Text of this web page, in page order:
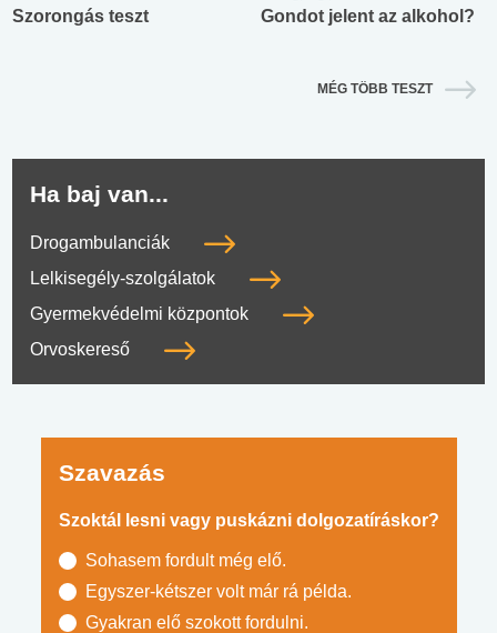
Szorongás teszt Gondot jelent az alkohol?
MÉG TÖBB TESZT
Ha baj van...
Drogambulanciák
Lelkisegély-szolgálatok
Gyermekvédelmi központok
Orvoskereső
Szavazás
Szoktál lesni vagy puskázni dolgozatíráskor?
Sohasem fordult még elő.
Egyszer-kétszer volt már rá példa.
Gyakran elő szokott fordulni.